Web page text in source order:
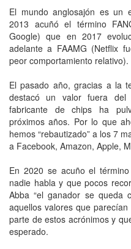
El mundo anglosajón es un
2013 acuñó el término
Google) que en 2017
adelante a FAAMG (Netflix
peor comportamiento relativo).
El pasado año, gracias a la
destacó un valor fuera del
fabricante de chips ha
próximos años. Por lo que
hemos “rebautizado” a los 7
a Facebook, Amazon, Apple,
En 2020 se acuño el
nadie habla y que pocos
Abba “el ganador se queda
aquellos valores que
parte de estos acrónimos y
esperado.